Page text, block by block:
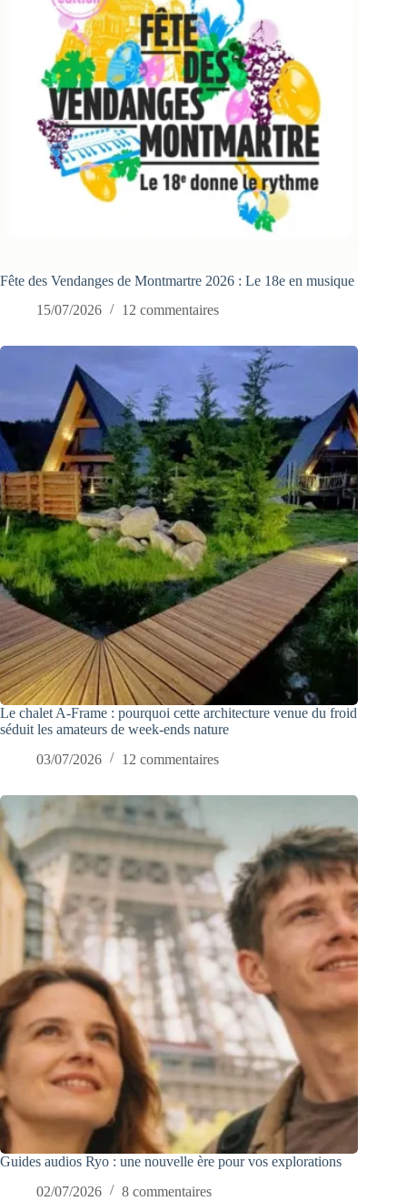
Fête des Vendanges de Montmartre 2026 : Le 18e en musique
15/07/2026
12 commentaires
Le chalet A-Frame : pourquoi cette architecture venue du froid
séduit les amateurs de week-ends nature
03/07/2026
12 commentaires
Guides audios Ryo : une nouvelle ère pour vos explorations
02/07/2026
8 commentaires